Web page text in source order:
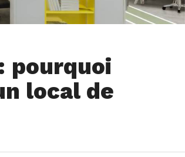
pourquoi
local de